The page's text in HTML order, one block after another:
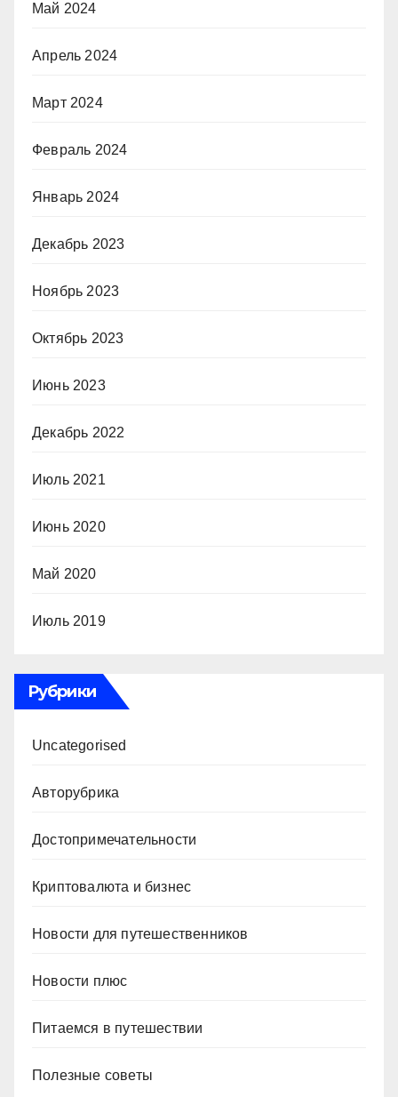
Май 2024
Апрель 2024
Март 2024
Февраль 2024
Январь 2024
Декабрь 2023
Ноябрь 2023
Октябрь 2023
Июнь 2023
Декабрь 2022
Июль 2021
Июнь 2020
Май 2020
Июль 2019
Рубрики
Uncategorised
Авторубрика
Достопримечательности
Криптовалюта и бизнес
Новости для путешественников
Новости плюс
Питаемся в путешествии
Полезные советы